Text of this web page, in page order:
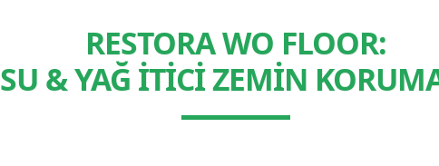
RESTORA WO FLOOR:
SU & YAĞ İTİCİ ZEMİN